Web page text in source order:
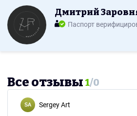
Дмитрий
Паспорт
Все отзывы1/0
Sergey Art